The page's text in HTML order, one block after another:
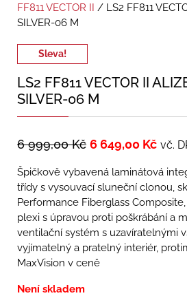
FF811 VECTOR II
/ LS2 FF811
SILVER-06 M
Sleva!
LS2 FF811 VECTOR II
SILVER-06 M
6 999,00Kč 6 649,00 Kč vč.
Špičkově vybavená laminátová
třídy s vysouvací sluneční clonou,
Performance Fiberglass
plexi s úpravou proti poškrábání a
ventilační systém s uzavíratelnými
vyjímatelný a pratelný interiér,
MaxVision v ceně
Není skladem